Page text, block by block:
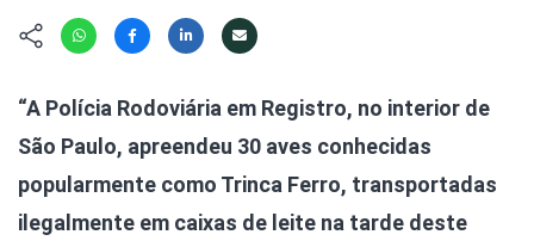
Kit
Olha o
Photo
Políticas
Saúde,
Nova
Missão
Cursos
“A Polícia Rodoviária em Registro, no interior de
São Paulo, apreendeu 30 aves conhecidas
popularmente como Trinca Ferro, transportadas
ilegalmente em caixas de leite na tarde deste